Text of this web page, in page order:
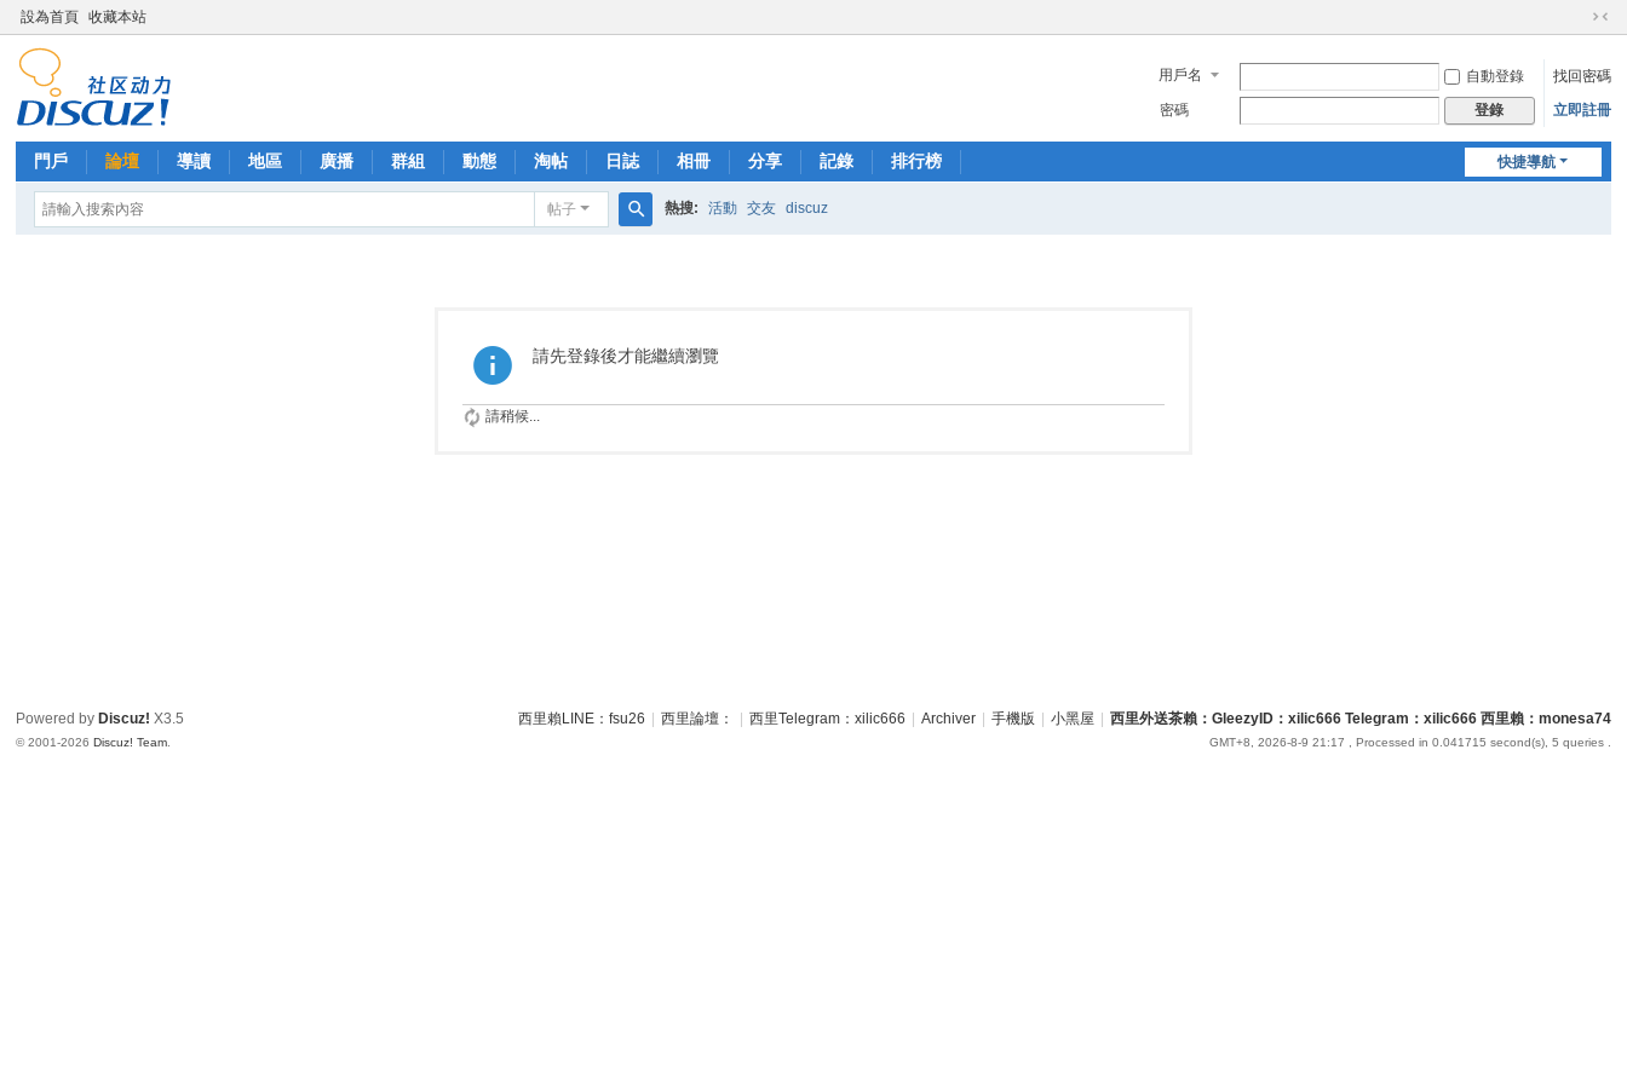
設為首頁 收藏本站
切
到
窄
用戶名 自動登錄
找回密碼
密碼
登錄 立即註冊
快捷導航
門戶 論壇 導讀 地區 廣播 群組 動態 淘帖 日誌 相冊 分享 記錄 排行榜
帖子 熱搜: 活動 交友 discuz
請先登錄後才能繼續瀏覽
請稍候...
西里賴LINE：fsu26 西里論壇： 西里Telegram：xilic666 Archiver 手機版 小黑屋 西里外送茶賴：GleezyID：xilic666 Telegram：xilic666 西里賴：monesa74
GMT+8, 2026-8-9 21:17 , Processed in 0.041715 second(s), 5 queries .
Powered by Discuz! X3.5
© 2001-2026Discuz! Team